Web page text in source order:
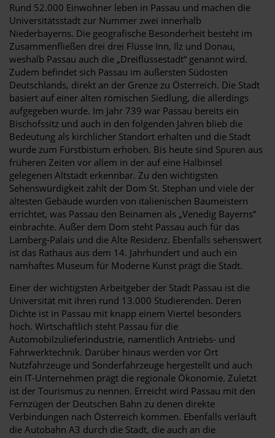
Rund 52.000 Einwohner leben in Passau und machen die
Universitätsstadt zur Nummer zwei innerhalb
Niederbayerns. Die geografische Besonderheit besteht im
Zusammenfließen drei drei Flüsse Inn, Ilz und Donau,
weshalb Passau auch die „Dreiflüssestadt“ genannt wird.
Zudem befindet sich Passau im äußersten Südosten
Deutschlands, direkt an der Grenze zu Österreich. Die Stadt
basiert auf einer alten römischen Siedlung, die allerdings
aufgegeben wurde. Im Jahr 739 war Passau bereits ein
Bischofssitz und auch in den folgenden Jahren blieb die
Bedeutung als kirchlicher Standort erhalten und die Stadt
wurde zum Fürstbistum erhoben. Bis heute sind Spuren aus
früheren Zeiten vor allem in der auf eine Halbinsel
gelegenen Altstadt erkennbar. Zu den wichtigsten
Sehenswürdigkeit zählt der Dom St. Stephan und viele der
ältesten Gebäude wurden von italienischen Baumeistern
errichtet, was Passau den Beinamen als „Venedig Bayerns“
einbrachte. Außer dem Dom steht Passau auch für das
Lamberg-Palais und die Alte Residenz. Ebenfalls sehenswert
ist das Rathaus aus dem 14. Jahrhundert und auch ein
namhaftes Museum für Moderne Kunst prägt die Stadt.
Einer der wichtigsten Arbeitgeber der Stadt Passau ist die
Universität mit ihren rund 13.000 Studierenden. Deren
Dichte ist in Passau mit knapp einem Viertel besonders
hoch. Wirtschaftlich steht Passau für die
Automobilzulieferindustrie, namentlich Antriebs- und
Fahrwerktechnik. Darüber hinaus werden vor Ort
Nutzfahrzeuge und Sonderfahrzeuge hergestellt und auch
ein IT-Unternehmen prägt die regionale Ökonomie. Zuletzt
ist der Tourismus zu nennen. Erreicht wird Passau mit den
Fernzügen der Deutschen Bahn zu denen direkte
Verbindungen nach Österreich kommen. Ebenfalls verläuft
die Autobahn A3 durch die Stadt, die auch an die